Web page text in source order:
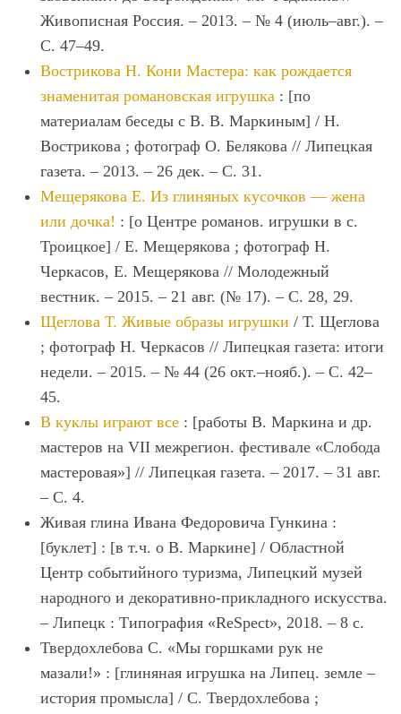
Живописная Россия. – 2013. – № 4 (июль–авг.). –
С. 47–49.
Вострикова Н. Кони Мастера: как рождается
знаменитая романовская игрушка : [по
материалам беседы с В. В. Маркиным] / Н.
Вострикова ; фотограф О. Белякова // Липецкая
газета. – 2013. – 26 дек. – С. 31.
Мещерякова Е. Из глиняных кусочков ― жена
или дочка! : [о Центре романов. игрушки в с.
Троицкое] / Е. Мещерякова ; фотограф Н.
Черкасов, Е. Мещерякова // Молодежный
вестник. – 2015. – 21 авг. (№ 17). – С. 28, 29.
Щеглова Т. Живые образы игрушки / Т. Щеглова
; фотограф Н. Черкасов // Липецкая газета: итоги
недели. – 2015. – № 44 (26 окт.–нояб.). – С. 42–
45.
В куклы играют все : [работы В. Маркина и др.
мастеров на VII межрегион. фестивале «Слобода
мастеровая»] // Липецкая газета. – 2017. – 31 авг.
– С. 4.
Живая глина Ивана Федоровича Гункина :
[буклет] : [в т.ч. о В. Маркине] / Областной
Центр событийного туризма, Липецкий музей
народного и декоративно-прикладного искусства.
– Липецк : Типография «ReSpect», 2018. – 8 с.
Твердохлебова С. «Мы горшками рук не
мазали!» : [глиняная игрушка на Липец. земле –
история промысла] / С. Твердохлебова ;